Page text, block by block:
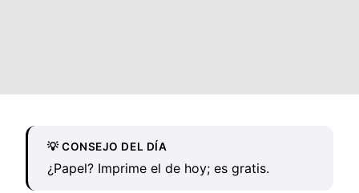
💡 CONSEJO DEL DÍA
¿Papel? Imprime el de hoy; es gratis.